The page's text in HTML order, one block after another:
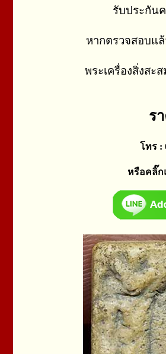
รับประกัน
หากตรวจสอบแ
พระเครื่องสิ่งสะ
ร
โทร :
หรือคลิ๊ก